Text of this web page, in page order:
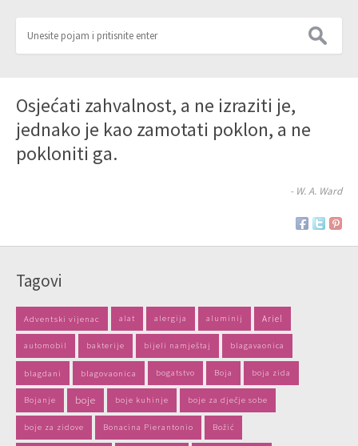
Osjećati zahvalnost, a ne izraziti je,
jednako je kao zamotati poklon, a ne
pokloniti ga.
- W. A. Ward
Tagovi
Adventski vijenac alat alergija aluminij Ariel
automobil bakterije bijeli namještaj blagavaonica
blagdani blagovaonica bogatstvo Boja boja zida
Bojanje boje boje kuhinje boje za dječje sobe
boje za zidove Bonacina Pierantonio Božić